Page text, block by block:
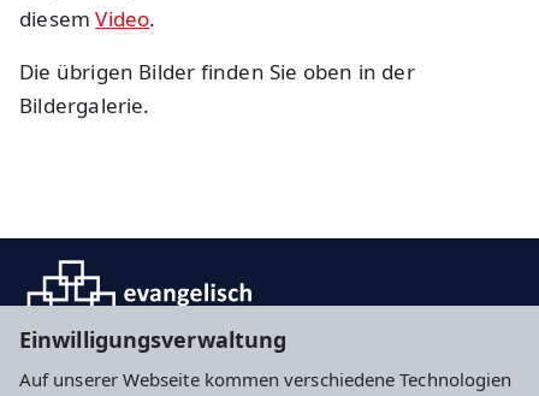
Einwilligungsverwaltung
Auf unserer Webseite kommen verschiedene Technologien
diesemVideo.
Die übrigen Bilder finden Sie oben in der
Bildergalerie.